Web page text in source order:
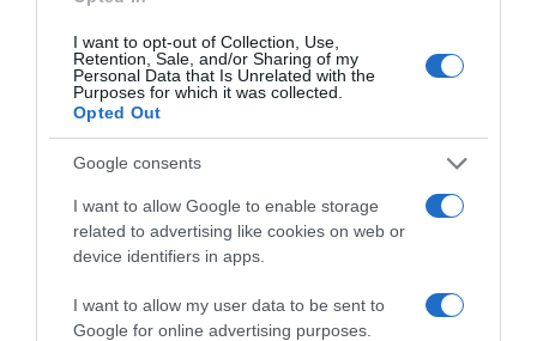
I want to opt-out of Collection, Use,
Retention, Sale, and/or Sharing of my
Personal Data that Is Unrelated with the
Purposes for which it was collected.
Opted Out
Google consents
I want to allow Google to enable storage
related to advertising like cookies on web or
device identifiers in apps.
I want to allow my user data to be sent to
Google for online advertising purposes.
Az új építésű lakások esetében egyre fontosabb
szempont az okosotthon-megoldások jelenléte is. A
távolról vezérelhető fűtés, világítás vagy a biztonsági
rendszerek nemcsak kényelmet, hanem hatékonyabb
energiafelhasználást és nagyobb kontrollt
biztosíthatnak a mindennapokban.
Tudatos stratégiai választás
Egy új építésű lakópark kiválasztása Keszthelyen nem
csupán aktuális trend, hanem tudatos stratégiai döntés is
lehet. A megfelelő projekt kiválasztásával egyszerre
biztosítható az otthon kényelme és a befektetés